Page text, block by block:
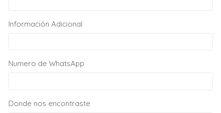
Información Adicional
Numero de WhatsApp
Donde nos encontraste